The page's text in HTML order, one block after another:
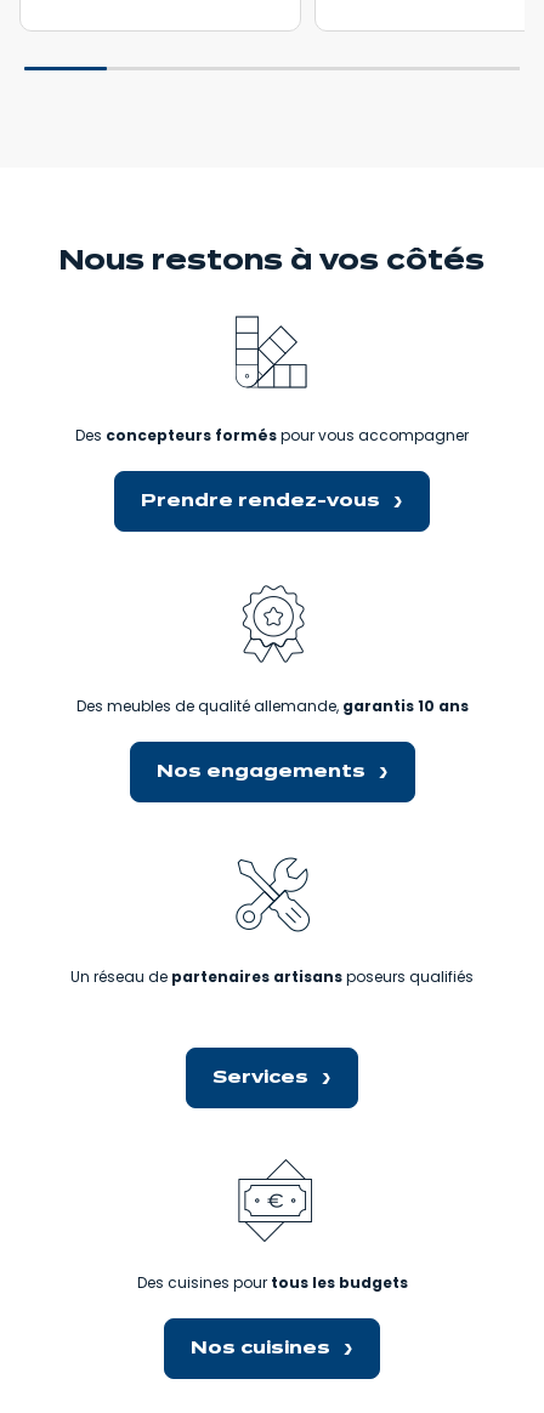
Nous restons à vos côtés
Des concepteurs forméspour vous accompagner
Prendre rendez-vous
Des meubles de qualité allemande, garantis 10 ans
Nos engagements
Un réseau de partenaires artisansposeurs qualifiés
Services
Des cuisines pour tous les budgets
Nos cuisines